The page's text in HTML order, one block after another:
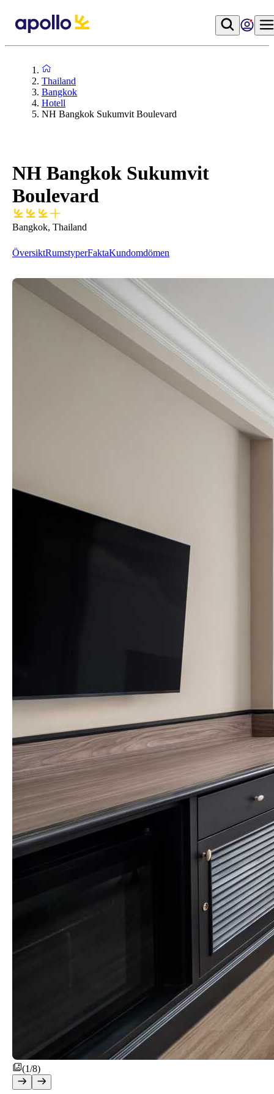
Thailand
Bangkok
Hotell
NH Bangkok Sukumvit Boulevard
NH Bangkok Sukumvit
Boulevard
Bangkok, Thailand
ÖversiktRumstyperFaktaKundomdömen
(1/8)